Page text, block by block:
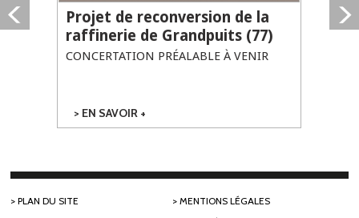
Projet de reconversion de la
raffinerie de Grandpuits (77)
CONCERTATION PRÉALABLE À VENIR
EN SAVOIR +
RECONVERSION
GRANDPUITS
PLAN DU SITE
MENTIONS LÉGALES